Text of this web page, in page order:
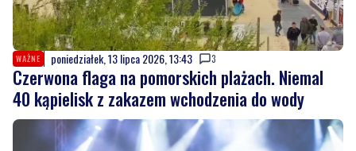
WAŻNE poniedziałek, 13 lipca 2026, 13:43 3
Czerwona flaga na pomorskich plażach. Niemal
40 kąpielisk z zakazem wchodzenia do wody